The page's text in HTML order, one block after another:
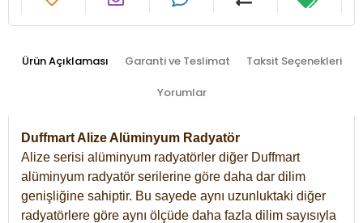
Ürün Açıklaması Garanti ve Teslimat Taksit Seçenekleri
Yorumlar
Duffmart Alize Alüminyum Radyatör
Alize serisi alüminyum radyatörler diğer Duffmart
alüminyum radyatör serilerine göre daha dar dilim
genişliğine sahiptir. Bu sayede aynı uzunluktaki diğer
radyatörlere göre aynı ölçüde daha fazla dilim sayısıyla